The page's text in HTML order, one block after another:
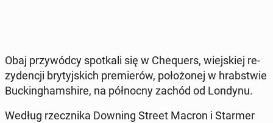
Obaj przy­wód­cy spo­tka­li się w Che­qu­ers, wiej­skiej re­
zy­den­cji bry­tyj­skich pre­mie­rów, po­ło­żo­nej w hrab­stwie
Buc­kin­gham­shi­re, na pół­noc­ny zachód od Londynu.
Według rzecz­ni­ka Downing Street Macron i Starmer